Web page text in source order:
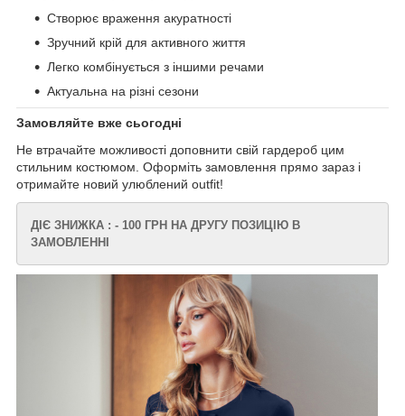
Створює враження акуратності
Зручний крій для активного життя
Легко комбінується з іншими речами
Актуальна на різні сезони
Замовляйте вже сьогодні
Не втрачайте можливості доповнити свій гардероб цим
стильним костюмом. Оформіть замовлення прямо зараз і
отримайте новий улюблений outfit!
ДІЄ ЗНИЖКА : - 100 ГРН НА ДРУГУ ПОЗИЦІЮ В
ЗАМОВЛЕННІ